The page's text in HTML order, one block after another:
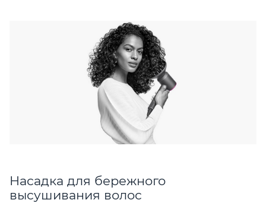
Насадка для бережного
высушивания волос